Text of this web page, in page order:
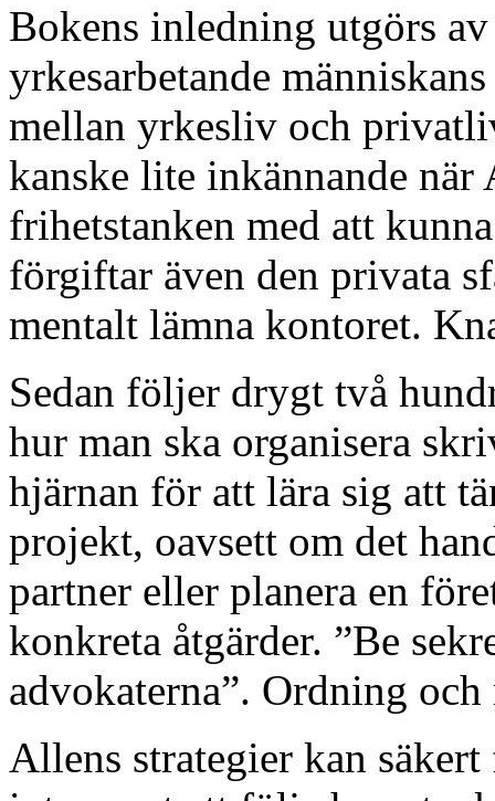
Bokens inledning utgörs
yrkesarbetande
mellan yrkesliv och
kanske lite inkännande
frihetstanken med att
förgiftar även den privata
mentalt lämna kontoret.
Sedan följer drygt två
hur man ska organisera
hjärnan för att lära sig att
projekt, oavsett om det
partner eller planera en
konkreta åtgärder. ”Be
advokaterna”. Ordning och
Allens strategier kan